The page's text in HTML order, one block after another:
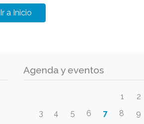
Ir a Inicio
Agenda y eventos
1
2
3
4 5 6 7 8
9